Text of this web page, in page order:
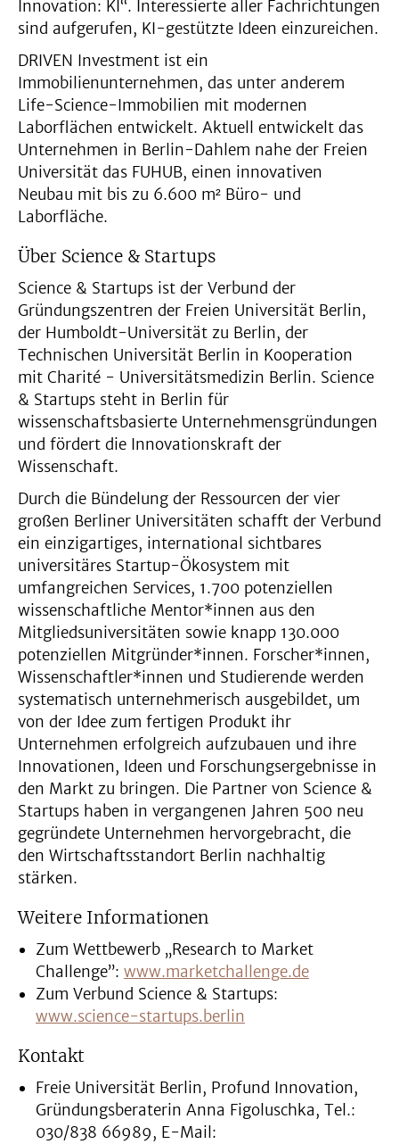
Innovation: KI“. Interessierte aller Fachrichtungen
sind aufgerufen, KI-gestützte Ideen einzureichen.
DRIVEN Investment ist ein
Immobilienunternehmen, das unter anderem
Life-Science-Immobilien mit modernen
Laborflächen entwickelt. Aktuell entwickelt das
Unternehmen in Berlin-Dahlem nahe der Freien
Universität das FUHUB, einen innovativen
Neubau mit bis zu 6.600 m² Büro- und
Laborfläche.
Über Science & Startups
Science & Startups ist der Verbund der
Gründungszentren der Freien Universität Berlin,
der Humboldt-Universität zu Berlin, der
Technischen Universität Berlin in Kooperation
mit Charité - Universitätsmedizin Berlin. Science
& Startups steht in Berlin für
wissenschaftsbasierte Unternehmensgründungen
und fördert die Innovationskraft der
Wissenschaft.
Durch die Bündelung der Ressourcen der vier
großen Berliner Universitäten schafft der Verbund
ein einzigartiges, international sichtbares
universitäres Startup-Ökosystem mit
umfangreichen Services, 1.700 potenziellen
wissenschaftliche Mentor*innen aus den
Mitgliedsuniversitäten sowie knapp 130.000
potenziellen Mitgründer*innen. Forscher*innen,
Wissenschaftler*innen und Studierende werden
systematisch unternehmerisch ausgebildet, um
von der Idee zum fertigen Produkt ihr
Unternehmen erfolgreich aufzubauen und ihre
Innovationen, Ideen und Forschungsergebnisse in
den Markt zu bringen. Die Partner von Science &
Startups haben in vergangenen Jahren 500 neu
gegründete Unternehmen hervorgebracht, die
den Wirtschaftsstandort Berlin nachhaltig
stärken.
Weitere Informationen
Zum Wettbewerb „Research to Market
Challenge”: www.marketchallenge.de
Zum Verbund Science & Startups:
www.science-startups.berlin
Kontakt
Freie Universität Berlin, Profund Innovation,
Gründungsberaterin Anna Figoluschka, Tel.:
030/838 66989, E-Mail: